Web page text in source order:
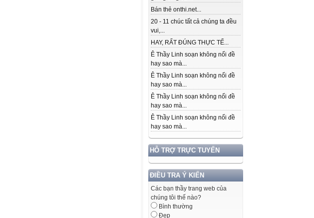
Bán thẻ onthi.net...
20 - 11 chúc tất cả chúng ta đều
vui,...
HAY, RẤT ĐÚNG THỰC TẾ...
Ê Thầy Linh soạn không nổi đề
hay sao mà...
Ê Thầy Linh soạn không nổi đề
hay sao mà...
Ê Thầy Linh soạn không nổi đề
hay sao mà...
Ê Thầy Linh soạn không nổi đề
hay sao mà...
HỖ TRỢ TRỰC TUYẾN
ĐIỀU TRA Ý KIẾN
Các bạn thầy trang web của
chúng tôi thế nào?
Bình thường
Đẹp